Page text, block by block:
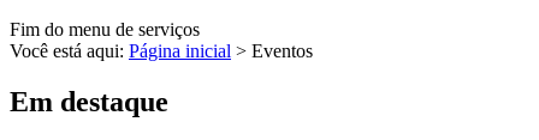
Fim do menu de serviços
Você está aqui: Página inicial > Eventos
Em destaque